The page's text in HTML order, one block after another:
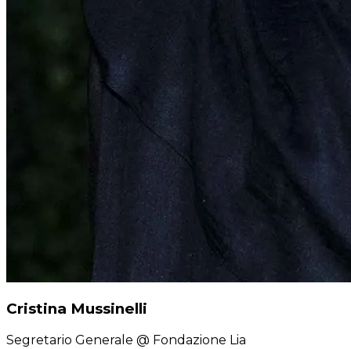
Cristina Mussinelli
Segretario Generale @ Fondazione Lia